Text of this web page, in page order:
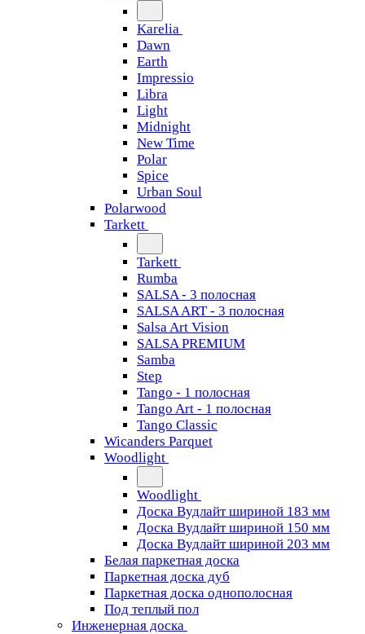
Karelia
Dawn
Earth
Impressio
Libra
Light
Midnight
New Time
Polar
Spice
Urban Soul
Polarwood
Tarkett
Tarkett
Rumba
SALSA - 3 полосная
SALSA ART - 3 полосная
Salsa Art Vision
SALSA PREMIUM
Samba
Step
Tango - 1 полосная
Tango Art - 1 полосная
Tango Classiс
Wicanders Parquet
Woodlight
Woodlight
Доска Вудлайт шириной 183 мм
Доска Вудлайт шириной 150 мм
Доска Вудлайт шириной 203 мм
Белая паркетная доска
Паркетная доска дуб
Паркетная доска однополосная
Под теплый пол
Инженерная доска